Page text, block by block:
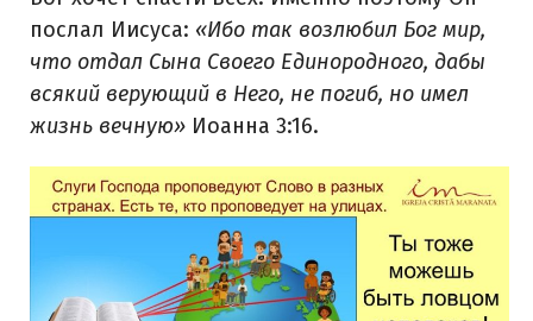
послал Иисуса: «Ибо так возлюбил Бог мир,
что отдал Сына Своего Единородного, дабы
всякий верующий в Него, не погиб, но имел
жизнь вечную» Иоанна 3:16.